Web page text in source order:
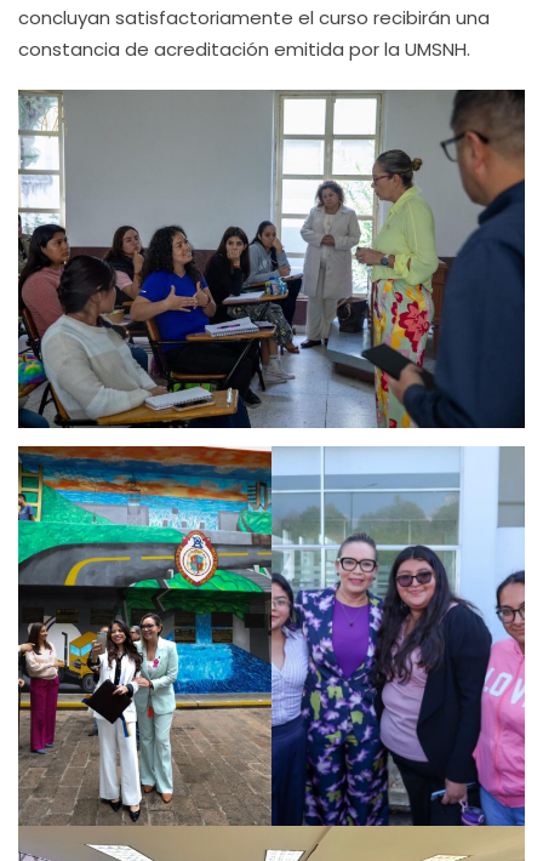
concluyan satisfactoriamente el curso recibirán una
constancia de acreditación emitida por la UMSNH.